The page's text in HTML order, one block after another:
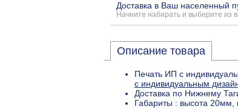
Доставка в Ваш населенный
Начните набирать и выберите из
Описание товара
Печать ИП с
с индивидуальным
Доставка по Нижнему
Габариты : высота